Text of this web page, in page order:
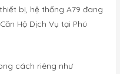
bị, hệ thống A79 đang
Hộ Dịch Vụ tại Phú
cách riêng như